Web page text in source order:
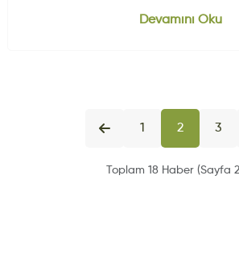
Devamını Oku
1 2 3
Toplam 18 Haber (Sayfa